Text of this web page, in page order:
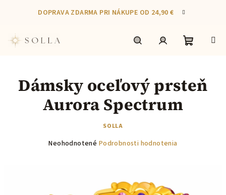
DOPRAVA ZDARMA PRI NÁKUPE OD 24,90 €
košík
Dámsky oceľový prsteň
Aurora Spectrum
SOLLA
Priemerné
Neohodnotené Podrobnosti hodnotenia